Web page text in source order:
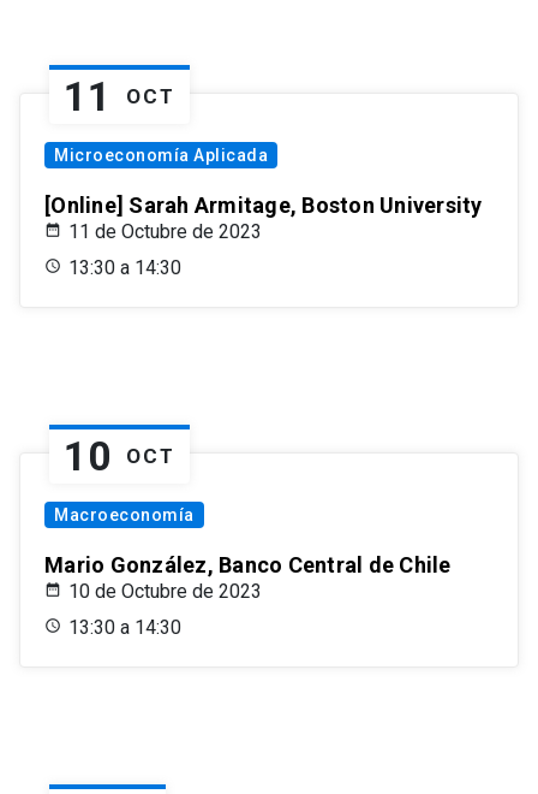
11 OCT
Microeconomía Aplicada
[Online] Sarah Armitage, Boston University
11 de Octubre de 2023
13:30 a 14:30
10 OCT
Macroeconomía
Mario González, Banco Central de Chile
10 de Octubre de 2023
13:30 a 14:30